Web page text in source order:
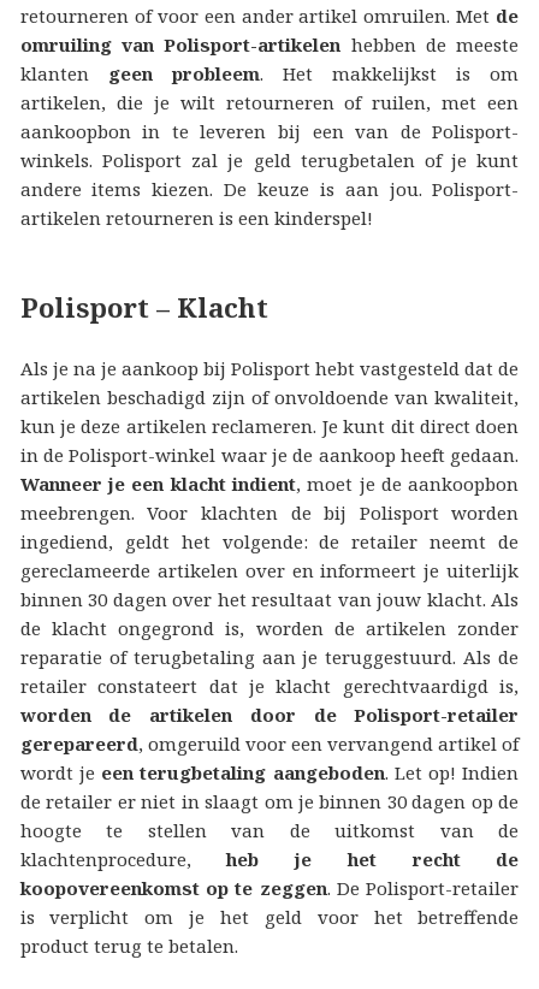
retourneren of voor een ander artikel omruilen. Met de
omruiling van Polisport-artikelen hebben de meeste
klanten geen probleem. Het makkelijkst is om
artikelen, die je wilt retourneren of ruilen, met een
aankoopbon in te leveren bij een van de Polisport-
winkels. Polisport zal je geld terugbetalen of je kunt
andere items kiezen. De keuze is aan jou. Polisport-
artikelen retourneren is een kinderspel!
Polisport – Klacht
Als je na je aankoop bij Polisport hebt vastgesteld dat de
artikelen beschadigd zijn of onvoldoende van kwaliteit,
kun je deze artikelen reclameren. Je kunt dit direct doen
in de Polisport-winkel waar je de aankoop heeft gedaan.
Wanneer je een klacht indient, moet je de aankoopbon
meebrengen. Voor klachten de bij Polisport worden
ingediend, geldt het volgende: de retailer neemt de
gereclameerde artikelen over en informeert je uiterlijk
binnen 30 dagen over het resultaat van jouw klacht. Als
de klacht ongegrond is, worden de artikelen zonder
reparatie of terugbetaling aan je teruggestuurd. Als de
retailer constateert dat je klacht gerechtvaardigd is,
worden de artikelen door de Polisport-retailer
gerepareerd, omgeruild voor een vervangend artikel of
wordt je een terugbetaling aangeboden. Let op! Indien
de retailer er niet in slaagt om je binnen 30 dagen op de
hoogte te stellen van de uitkomst van de
klachtenprocedure,heb je het recht de
koopovereenkomst op te zeggen. De Polisport-retailer
is verplicht om je het geld voor het betreffende
product terug te betalen.